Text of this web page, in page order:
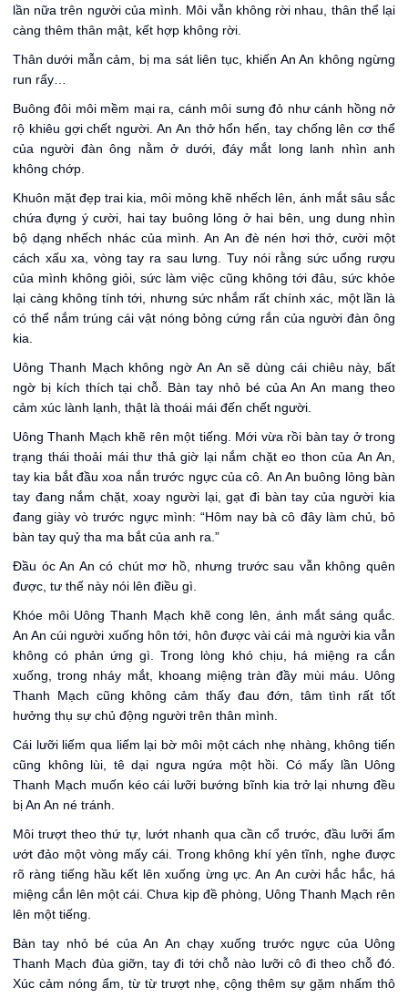
lần nữa trên người của mình. Môi vẫn không rời nhau, thân thể lại
càng thêm thân mật, kết hợp không rời.
Thân dưới mẫn cảm, bị ma sát liên tục, khiến An An không ngừng
run rẩy…
Buông đôi môi mềm mại ra, cánh môi sưng đỏ như cánh hồng nở
rộ khiêu gợi chết người. An An thở hổn hển, tay chống lên cơ thể
của người đàn ông nằm ở dưới, đáy mắt long lanh nhìn anh
không chớp.
Khuôn mặt đẹp trai kia, môi mỏng khẽ nhếch lên, ánh mắt sâu sắc
chứa đựng ý cười, hai tay buông lỏng ở hai bên, ung dung nhìn
bộ dạng nhếch nhác của mình. An An đè nén hơi thở, cười một
cách xấu xa, vòng tay ra sau lưng. Tuy nói rằng sức uổng rượu
của mình không giỏi, sức làm việc cũng không tới đâu, sức khỏe
lại càng không tính tới, nhưng sức nhắm rất chính xác, một lần là
có thể nắm trúng cái vật nóng bỏng cứng rắn của người đàn ông
kia.
Uông Thanh Mạch không ngờ An An sẽ dùng cái chiêu này, bất
ngờ bị kích thích tại chỗ. Bàn tay nhỏ bé của An An mang theo
cảm xúc lành lạnh, thật là thoái mái đến chết người.
Uông Thanh Mạch khẽ rên một tiếng. Mới vừa rồi bàn tay ở trong
trạng thái thoải mái thư thả giờ lại nắm chặt eo thon của An An,
tay kia bắt đầu xoa nắn trước ngực của cô. An An buông lỏng bàn
tay đang nắm chặt, xoay người lại, gạt đi bàn tay của người kia
đang giày vò trước ngực mình: “Hôm nay bà cô đây làm chủ, bỏ
bàn tay quỷ tha ma bắt của anh ra.”
Đầu óc An An có chút mơ hồ, nhưng trước sau vẫn không quên
được, tư thế này nói lên điều gì.
Khóe môi Uông Thanh Mạch khẽ cong lên, ánh mắt sáng quắc.
An An cúi người xuống hôn tới, hôn được vài cái mà người kia vẫn
không có phản ứng gì. Trong lòng khó chịu, há miệng ra cắn
xuống, trong nháy mắt, khoang miệng tràn đầy mùi máu. Uông
Thanh Mạch cũng không cảm thấy đau đớn, tâm tình rất tốt
hưởng thụ sự chủ động người trên thân mình.
Cái lưỡi liếm qua liếm lại bờ môi một cách nhẹ nhàng, không tiến
cũng không lùi, tê dại ngưa ngứa một hồi. Có mấy lần Uông
Thanh Mạch muốn kéo cái lưỡi bướng bĩnh kia trở lại nhưng đều
bị An An né tránh.
Môi trượt theo thứ tự, lướt nhanh qua cần cổ trước, đầu lưỡi ẩm
ướt đảo một vòng mấy cái. Trong không khí yên tĩnh, nghe được
rõ ràng tiếng hầu kết lên xuống ừng ực. An An cười hắc hắc, há
miệng cắn lên một cái. Chưa kịp đề phòng, Uông Thanh Mạch rên
lên một tiếng.
Bàn tay nhỏ bé của An An chạy xuống trước ngực của Uông
Thanh Mạch đùa giỡn, tay đi tới chỗ nào lưỡi cô đi theo chỗ đó.
Xúc cảm nóng ẩm, từ từ trượt nhẹ, cộng thêm sự gặm nhấm thô